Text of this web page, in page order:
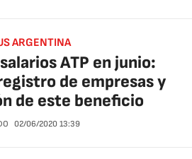
ARGENTINA
ATP en junio:
de empresas y
de este beneficio
02/06/2020 13:39